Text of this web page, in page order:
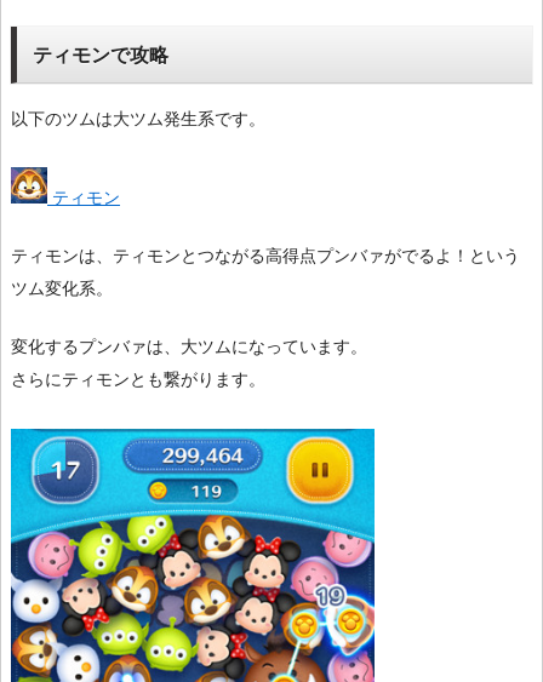
ティモンで攻略
以下のツムは大ツム発生系です。
ティモン
ティモンは、ティモンとつながる高得点プンバァがでるよ！という
ツム変化系。
変化するプンバァは、大ツムになっています。
さらにティモンとも繋がります。